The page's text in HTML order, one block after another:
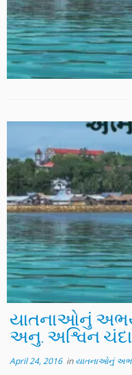
યાતનાઓનું
અનુ. અશ્વિન
April 24, 2016inયાતનાઓનું